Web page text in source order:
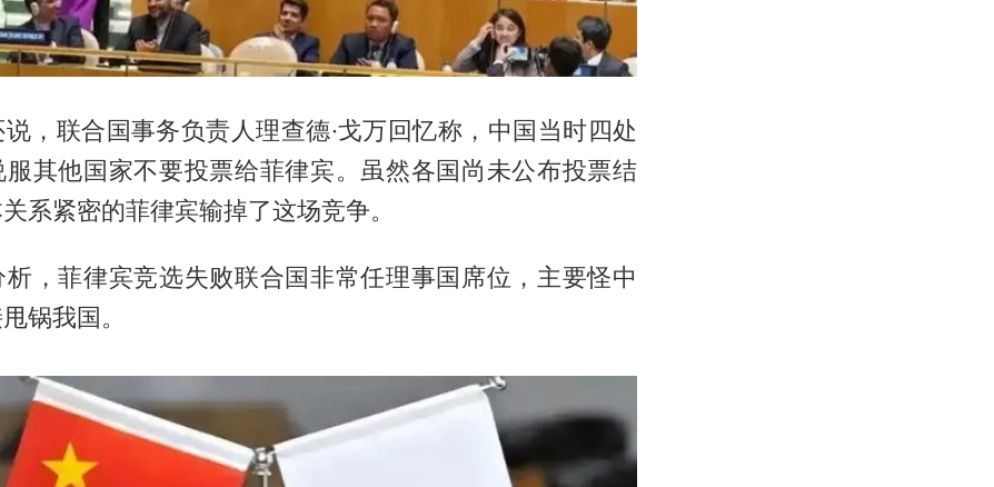
，联合国事务负责人理查德·戈万回忆称，中国当时四处
其他国家不要投票给菲律宾。虽然各国尚未公布投票结
系紧密的菲律宾输掉了这场竞争。
，菲律宾竞选失败联合国非常任理事国席位，主要怪中
锅我国。